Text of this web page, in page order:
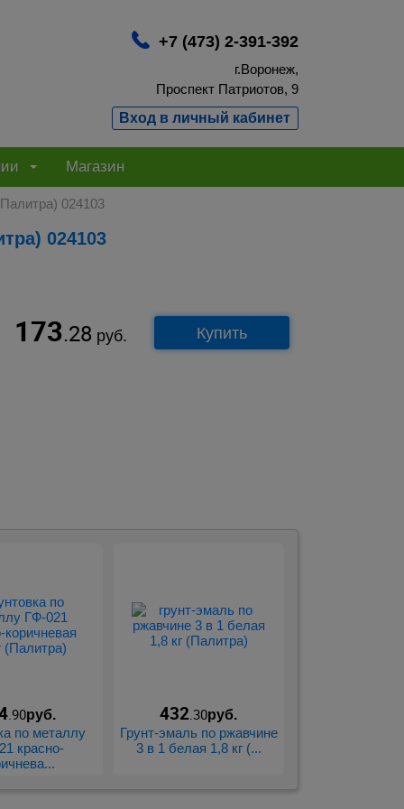
+7 (473) 2-391-392
г.Воронеж,
Проспект Патриотов, 9
Вход в личный кабинет
Магазин
024103
024103
173.28 руб. Купить
.90руб.
по металлу
красно-
432.30руб.
Грунт-эмаль по ржавчине
3 в 1 белая 1,8 кг (...